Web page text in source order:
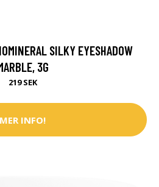
SILKY EYESHADOW
3G
219 SEK
MER INFO!